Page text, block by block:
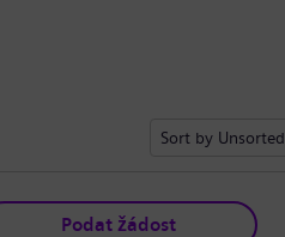
Sort by Unsorted
Podat žádost